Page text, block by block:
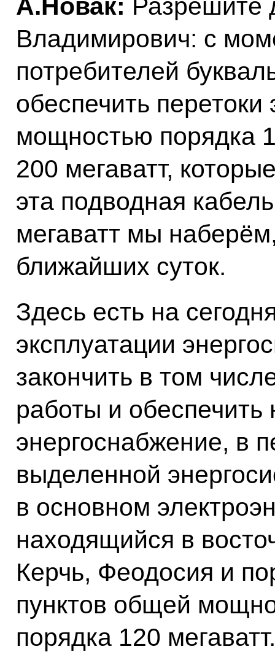
А.Новак: Разрешите
Владимирович: с
потребителей
обеспечить перетоки
мощностью порядка
200 мегаватт,
эта подводная
мегаватт мы
ближайших суток.
Здесь есть на
эксплуатации
закончить в том
работы и
энергоснабжение, в
выделенной
в основном
находящийся в
Керчь, Феодосия и
пунктов общей
порядка 120 мегаватт.